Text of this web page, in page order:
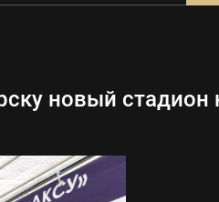
новый стадион